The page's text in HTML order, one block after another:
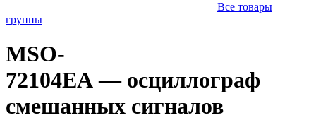
Все товары
группы
MSO-
72104EA — осциллограф
смешанных сигналов